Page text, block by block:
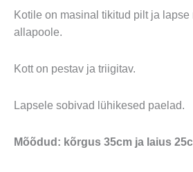
Kotile on masinal tikitud pilt ja
allapoole.
Kott on pestav ja triigitav.
Lapsele sobivad lühikesed paelad.
Mõõdud: kõrgus 35cm ja laius